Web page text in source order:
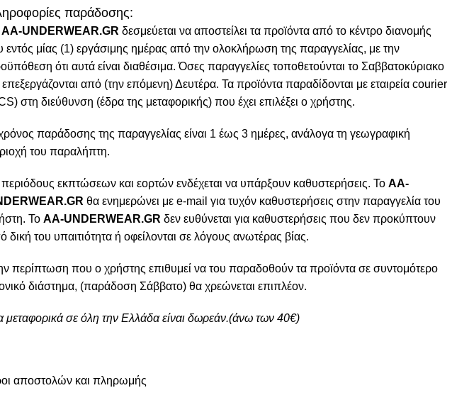
παράδοσης:
AA-UNDERWEAR.GR δεσμεύεται να αποστείλει τα προϊόντα από το κέντρο διανομής
εντός μίας (1) εργάσιμης ημέρας από την ολοκλήρωση της παραγγελίας, με την
ότι αυτά είναι διαθέσιμα. Όσες παραγγελίες τοποθετούνται το Σαββατοκύριακο
από (την επόμενη) Δευτέρα. Τα προϊόντα παραδίδονται με εταιρεία courier
στη διεύθυνση (έδρα της μεταφορικής) που έχει επιλέξει ο χρήστης.
παράδοσης της παραγγελίας είναι 1 έως 3 ημέρες, ανάλογα τη γεωγραφική
του παραλήπτη.
εκπτώσεων και εορτών ενδέχεται να υπάρξουν καθυστερήσεις. Το AA-
θα ενημερώνει με e-mail για τυχόν καθυστερήσεις στην παραγγελία του
Το AA-UNDERWEAR.GR δεν ευθύνεται για καθυστερήσεις που δεν προκύπτουν
δική του υπαιτιότητα ή οφείλονται σε λόγους ανωτέρας βίας.
περίπτωση που ο χρήστης επιθυμεί να του παραδοθούν τα προϊόντα σε συντομότερο
διάστημα, (παράδοση Σάββατο) θα χρεώνεται επιπλέον.
μεταφορικά σε όλη την Ελλάδα είναι δωρεάν.(άνω των 40€)
αποστολών και πληρωμής